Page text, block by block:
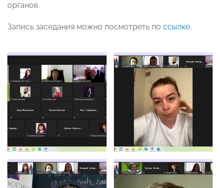
органов.
Запись заседания можно посмотреть по ссылке.